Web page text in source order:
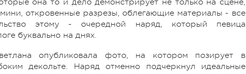
она то и дело демонстрирует не только на сцене,
откровенные разрезы, облегающие материалы - все
этому - очередной наряд, который певица
буквально на днях.
опубликовала фото, на котором позирует в
декольте. Наряд отменно подчеркнул идеальные